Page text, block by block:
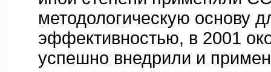
методологическую основу
эффективностью, в 2001
успешно внедрили и